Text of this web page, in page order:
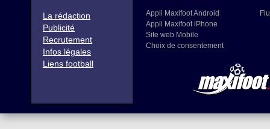
La rédaction
Publicité
Recrutement
Infos légales
Liens football
Appli Maxifoot Android
Appli Maxifoot iPhone
Site web Mobile
Choix de consentement